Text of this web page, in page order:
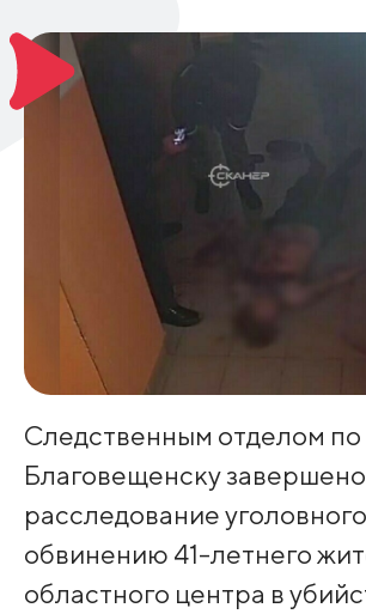
Следственным отделом по
Благовещенску завершено
расследование
обвинению 41-летнего
областного центра в